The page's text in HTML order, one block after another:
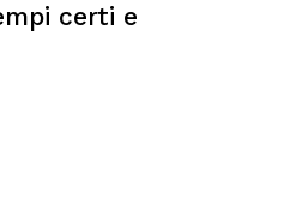
certi e